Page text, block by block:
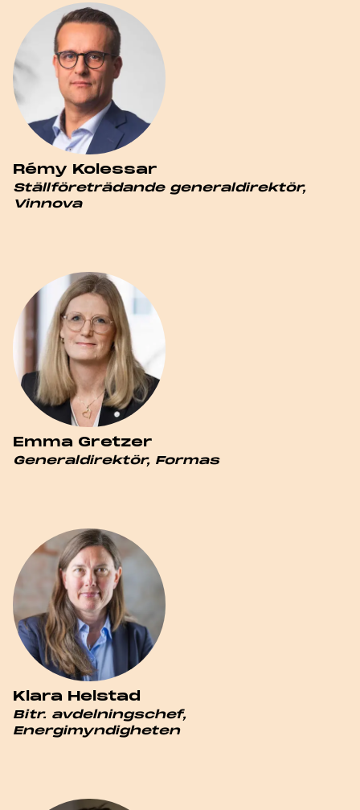
Rémy Kolessar
Ställföreträdande generaldirektör,
Vinnova
Emma Gretzer
Generaldirektör, Formas
Klara Helstad
Bitr. avdelningschef,
Energimyndigheten